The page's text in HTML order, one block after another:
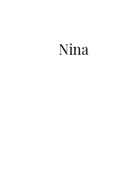
Nina